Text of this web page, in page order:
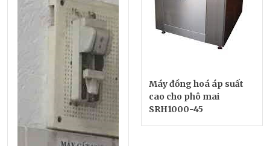
Máy đồng hoá áp suất
cao cho phô mai
SRH1000-45